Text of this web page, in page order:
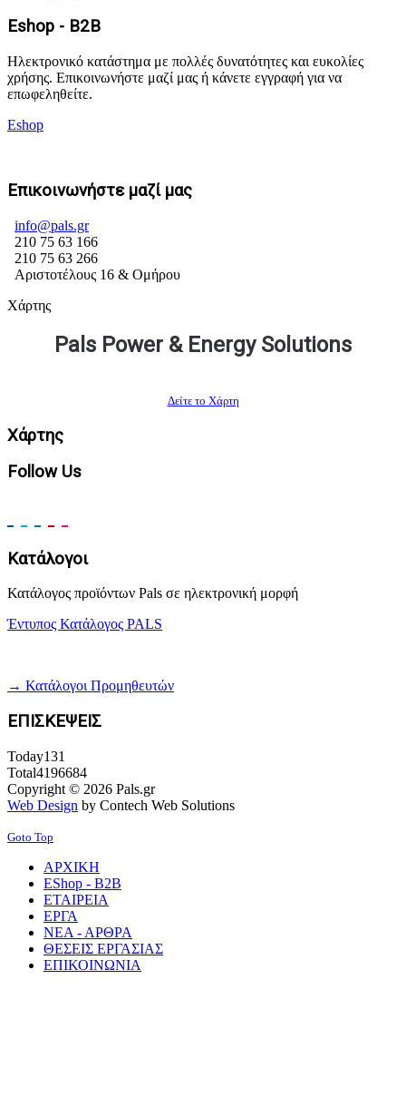
Eshop - B2B
Ηλεκτρονικό κατάστημα με πολλές δυνατότητες και ευκολίες
χρήσης. Επικοινωνήστε μαζί μας ή κάνετε εγγραφή για να
επωφεληθείτε.
Eshop
Επικοινωνήστε μαζί μας
info@pals.gr
210 75 63 166
210 75 63 266
Αριστοτέλους 16 & Ομήρου
Χάρτης
Pals Power & Energy Solutions
Δείτε το Χάρτη
Χάρτης
Follow Us
Κατάλογοι
Κατάλογος προϊόντων Pals σε ηλεκτρονική μορφή
Έντυπος Κατάλογος PALS
→ Κατάλογοι Προμηθευτών
ΕΠΙΣΚΕΨΕΙΣ
Today131
Total4196684
Copyright © 2026 Pals.gr
Web Design by Contech Web Solutions
Goto Top
ΑΡΧΙΚΗ
EShop - B2B
ΕΤΑΙΡΕΙΑ
ΕΡΓΑ
ΝΕΑ - ΑΡΘΡΑ
ΘΕΣΕΙΣ ΕΡΓΑΣΙΑΣ
ΕΠΙΚΟΙΝΩΝΙΑ